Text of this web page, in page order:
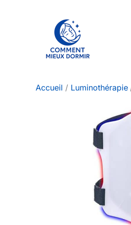
Accueil Luminothérapie